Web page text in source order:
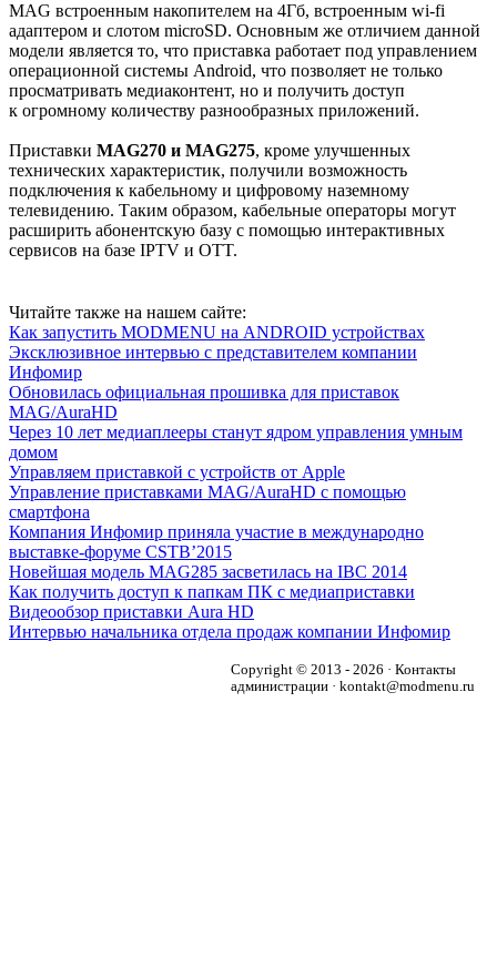
MAG встроенным накопителем на 4Гб, встроенным wi-fi
адаптером и слотом microSD. Основным же отличием данной
модели является то, что приставка работает под управлением
операционной системы Android, что позволяет не только
просматривать медиаконтент, но и получить доступ
к огромному количеству разнообразных приложений.
Приставки MAG270 и MAG275, кроме улучшенных
технических характеристик, получили возможность
подключения к кабельному и цифровому наземному
телевидению. Таким образом, кабельные операторы могут
расширить абонентскую базу с помощью интерактивных
сервисов на базе IPTV и OTT.
Читайте также на нашем сайте:
Как запустить MODMENU на ANDROID устройствах
Эксклюзивное интервью с представителем компании
Инфомир
Обновилась официальная прошивка для приставок
MAG/AuraHD
Через 10 лет медиаплееры станут ядром управления умным
домом
Управляем приставкой с устройств от Apple
Управление приставками MAG/AuraHD с помощью
смартфона
Компания Инфомир приняла участие в международно
выставке-форуме CSTB’2015
Новейшая модель MAG285 засветилась на IBC 2014
Как получить доступ к папкам ПК с медиаприставки
Видеообзор приставки Aura HD
Интервью начальника отдела продаж компании Инфомир
Copyright © 2013 - 2026 · Контакты
администрации · kontakt@modmenu.ru